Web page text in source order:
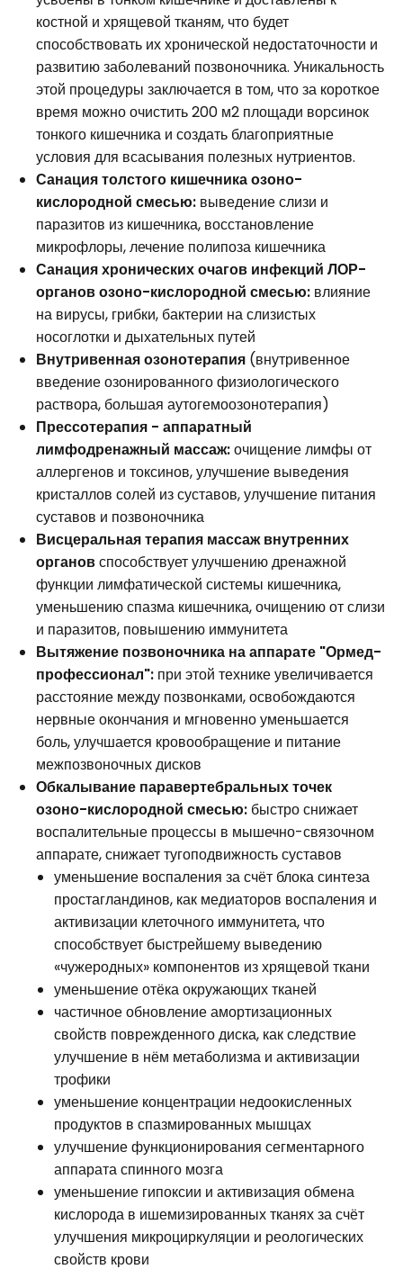
костной и хрящевой тканям, что будет
способствовать их хронической недостаточности и
развитию заболеваний позвоночника. Уникальность
этой процедуры заключается в том, что за короткое
время можно очистить 200 м2 площади ворсинок
тонкого кишечника и создать благоприятные
условия для всасывания полезных нутриентов.
Санация толстого кишечника озоно-
кислородной смесью: выведение слизи и
паразитов из кишечника, восстановление
микрофлоры, лечение полипоза кишечника
Санация хронических очагов инфекций ЛОР-
органов озоно-кислородной смесью: влияние
на вирусы, грибки, бактерии на слизистых
носоглотки и дыхательных путей
Внутривенная озонотерапия (внутривенное
введение озонированного физиологического
раствора, большая аутогемоозонотерапия)
Прессотерапия - аппаратный
лимфодренажный массаж:очищение лимфы от
аллергенов и токсинов, улучшение выведения
кристаллов солей из суставов, улучшение питания
суставов и позвоночника
Висцеральная терапия массаж внутренних
органовспособствует улучшению дренажной
функции лимфатической системы кишечника,
уменьшению спазма кишечника, очищению от слизи
и паразитов, повышению иммунитета
Вытяжение позвоночника на аппарате "Ормед-
профессионал": при этой технике увеличивается
расстояние между позвонками, освобождаются
нервные окончания и мгновенно уменьшается
боль, улучшается кровообращение и питание
межпозвоночных дисков
Обкалывание паравертебральных точек
озоно-кислородной смесью: быстро снижает
воспалительные процессы в мышечно-связочном
аппарате, снижает тугоподвижность суставов
уменьшение воспаления за счёт блока синтеза
простагландинов, как медиаторов воспаления и
активизации клеточного иммунитета, что
способствует быстрейшему выведению
«чужеродных» компонентов из хрящевой ткани
уменьшение отёка окружающих тканей
частичное обновление амортизационных
свойств поврежденного диска, как следствие
улучшение в нём метаболизма и активизации
трофики
уменьшение концентрации недоокисленных
продуктов в спазмированных мышцах
улучшение функционирования сегментарного
аппарата спинного мозга
уменьшение гипоксии и активизация обмена
кислорода в ишемизированных тканях за счёт
улучшения микроциркуляции и реологических
свойств крови